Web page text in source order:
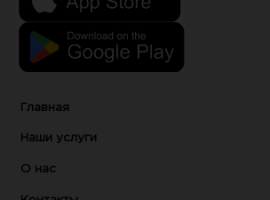
Главная
Наши услуги
О нас